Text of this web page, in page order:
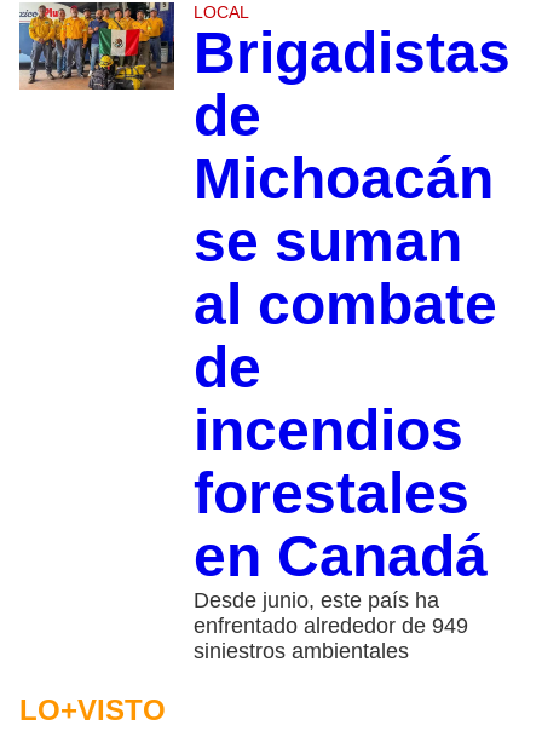
LOCAL
Brigadistas
de
Michoacán
se suman
al combate
de
incendios
forestales
en Canadá
Desde junio, este país ha
enfrentado alrededor de 949
siniestros ambientales
LO+VISTO